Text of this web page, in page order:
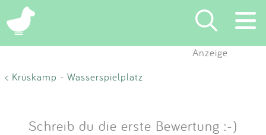
Suchen
Anzeige
< Krüskamp - Wasserspielplatz
Schreib du die erste Bewertung :-)